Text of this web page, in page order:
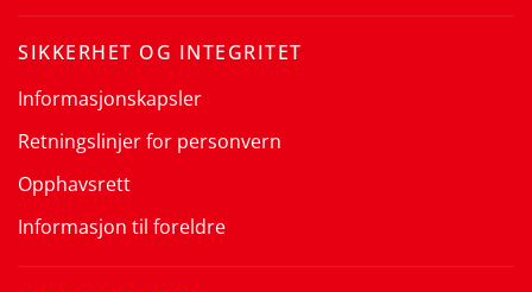
SIKKERHET OG INTEGRITET
Informasjonskapsler
Retningslinjer for personvern
Opphavsrett
Informasjon til foreldre